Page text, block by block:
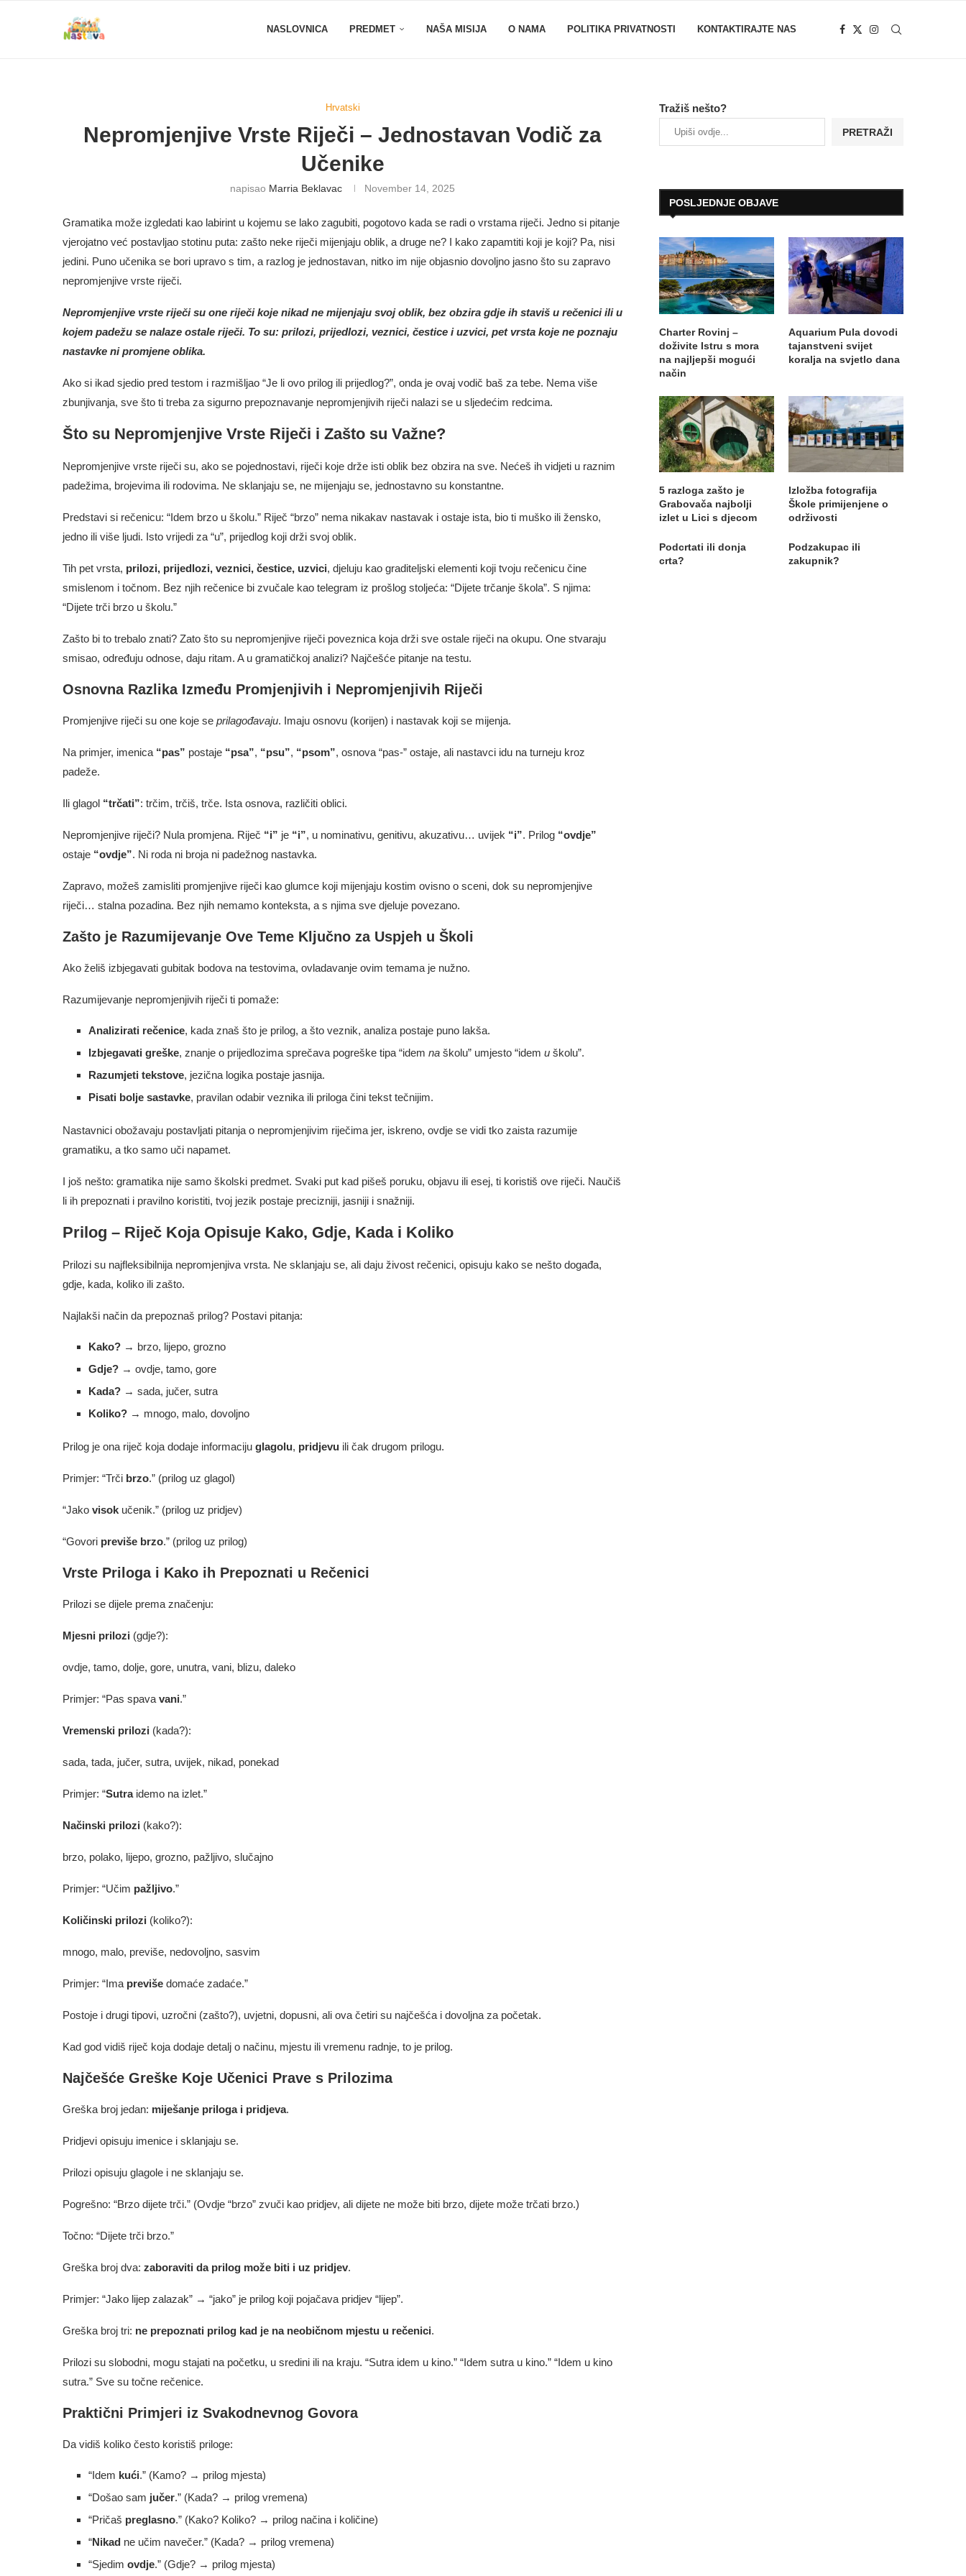
NASLOVNICA PREDMET NAŠA MISIJA O NAMA POLITIKA PRIVATNOSTI KONTAKTIRAJTE NAS
Hrvatski
Nepromjenjive Vrste Riječi – Jednostavan Vodič za
Učenike
napisao Marria Beklavac November 14, 2025
Gramatika može izgledati kao labirint u kojemu se lako zagubiti, pogotovo kada se radi o vrstama riječi. Jedno si pitanje
vjerojatno već postavljao stotinu puta: zašto neke riječi mijenjaju oblik, a druge ne? I kako zapamtiti koji je koji? Pa, nisi
jedini. Puno učenika se bori upravo s tim, a razlog je jednostavan, nitko im nije objasnio dovoljno jasno što su zapravo
nepromjenjive vrste riječi.
Nepromjenjive vrste riječi su one riječi koje nikad ne mijenjaju svoj oblik, bez obzira gdje ih staviš u rečenici ili u
kojem padežu se nalaze ostale riječi. To su: prilozi, prijedlozi, veznici, čestice i uzvici, pet vrsta koje ne poznaju
nastavke ni promjene oblika.
Ako si ikad sjedio pred testom i razmišljao “Je li ovo prilog ili prijedlog?”, onda je ovaj vodič baš za tebe. Nema više
zbunjivanja, sve što ti treba za sigurno prepoznavanje nepromjenjivih riječi nalazi se u sljedećim redcima.
Što su Nepromjenjive Vrste Riječi i Zašto su Važne?
Nepromjenjive vrste riječi su, ako se pojednostavi, riječi koje drže isti oblik bez obzira na sve. Nećeš ih vidjeti u raznim
padežima, brojevima ili rodovima. Ne sklanjaju se, ne mijenjaju se, jednostavno su konstantne.
Predstavi si rečenicu: “Idem brzo u školu.” Riječ “brzo” nema nikakav nastavak i ostaje ista, bio ti muško ili žensko,
jedno ili više ljudi. Isto vrijedi za “u”, prijedlog koji drži svoj oblik.
Tih pet vrsta, prilozi, prijedlozi, veznici, čestice, uzvici, djeluju kao graditeljski elementi koji tvoju rečenicu čine
smislenom i točnom. Bez njih rečenice bi zvučale kao telegram iz prošlog stoljeća: “Dijete trčanje škola”. S njima:
“Dijete trči brzo u školu.”
Zašto bi to trebalo znati? Zato što su nepromjenjive riječi poveznica koja drži sve ostale riječi na okupu. One stvaraju
smisao, određuju odnose, daju ritam. A u gramatičkoj analizi? Najčešće pitanje na testu.
Osnovna Razlika Između Promjenjivih i Nepromjenjivih Riječi
Promjenjive riječi su one koje se prilagođavaju. Imaju osnovu (korijen) i nastavak koji se mijenja.
Na primjer, imenica “pas” postaje “psa”, “psu”, “psom”, osnova “pas-” ostaje, ali nastavci idu na turneju kroz
padeže.
Ili glagol “trčati”: trčim, trčiš, trče. Ista osnova, različiti oblici.
Nepromjenjive riječi? Nula promjena. Riječ “i” je “i”, u nominativu, genitivu, akuzativu… uvijek “i”. Prilog “ovdje”
ostaje “ovdje”. Ni roda ni broja ni padežnog nastavka.
Zapravo, možeš zamisliti promjenjive riječi kao glumce koji mijenjaju kostim ovisno o sceni, dok su nepromjenjive
riječi… stalna pozadina. Bez njih nemamo konteksta, a s njima sve djeluje povezano.
Zašto je Razumijevanje Ove Teme Ključno za Uspjeh u Školi
Ako želiš izbjegavati gubitak bodova na testovima, ovladavanje ovim temama je nužno.
Razumijevanje nepromjenjivih riječi ti pomaže:
Analizirati rečenice, kada znaš što je prilog, a što veznik, analiza postaje puno lakša.
Izbjegavati greške, znanje o prijedlozima sprečava pogreške tipa “idem na školu” umjesto “idem u školu”.
Razumjeti tekstove, jezična logika postaje jasnija.
Pisati bolje sastavke, pravilan odabir veznika ili priloga čini tekst tečnijim.
Nastavnici obožavaju postavljati pitanja o nepromjenjivim riječima jer, iskreno, ovdje se vidi tko zaista razumije
gramatiku, a tko samo uči napamet.
I još nešto: gramatika nije samo školski predmet. Svaki put kad pišeš poruku, objavu ili esej, ti koristiš ove riječi. Naučiš
li ih prepoznati i pravilno koristiti, tvoj jezik postaje precizniji, jasniji i snažniji.
Prilog – Riječ Koja Opisuje Kako, Gdje, Kada i Koliko
Prilozi su najfleksibilnija nepromjenjiva vrsta. Ne sklanjaju se, ali daju živost rečenici, opisuju kako se nešto događa,
gdje, kada, koliko ili zašto.
Najlakši način da prepoznaš prilog? Postavi pitanja:
Kako? → brzo, lijepo, grozno
Gdje? → ovdje, tamo, gore
Kada? → sada, jučer, sutra
Koliko? → mnogo, malo, dovoljno
Prilog je ona riječ koja dodaje informaciju glagolu, pridjevu ili čak drugom prilogu.
Primjer: “Trči brzo.” (prilog uz glagol)
“Jako visok učenik.” (prilog uz pridjev)
“Govori previše brzo.” (prilog uz prilog)
Vrste Priloga i Kako ih Prepoznati u Rečenici
Prilozi se dijele prema značenju:
Mjesni prilozi (gdje?):
ovdje, tamo, dolje, gore, unutra, vani, blizu, daleko
Primjer: “Pas spava vani.”
Vremenski prilozi (kada?):
sada, tada, jučer, sutra, uvijek, nikad, ponekad
Primjer: “Sutraidemo na izlet.”
Načinski prilozi (kako?):
brzo, polako, lijepo, grozno, pažljivo, slučajno
Primjer: “Učim pažljivo.”
Količinski prilozi (koliko?):
mnogo, malo, previše, nedovoljno, sasvim
Primjer: “Ima previše domaće zadaće.”
Postoje i drugi tipovi, uzročni (zašto?), uvjetni, dopusni, ali ova četiri su najčešća i dovoljna za početak.
Kad god vidiš riječ koja dodaje detalj o načinu, mjestu ili vremenu radnje, to je prilog.
Najčešće Greške Koje Učenici Prave s Prilozima
Greška broj jedan: miješanje priloga i pridjeva.
Pridjevi opisuju imenice i sklanjaju se.
Prilozi opisuju glagole i ne sklanjaju se.
Pogrešno: “Brzo dijete trči.” (Ovdje “brzo” zvuči kao pridjev, ali dijete ne može biti brzo, dijete može trčati brzo.)
Točno: “Dijete trči brzo.”
Greška broj dva: zaboraviti da prilog može biti i uz pridjev.
Primjer: “Jako lijep zalazak” → “jako” je prilog koji pojačava pridjev “lijep”.
Greška broj tri: ne prepoznati prilog kad je na neobičnom mjestu u rečenici.
Prilozi su slobodni, mogu stajati na početku, u sredini ili na kraju. “Sutra idem u kino.” “Idem sutra u kino.” “Idem u kino
sutra.” Sve su točne rečenice.
Praktični Primjeri iz Svakodnevnog Govora
Da vidiš koliko često koristiš priloge:
“Idem kući.” (Kamo? → prilog mjesta)
“Došao sam jučer.” (Kada? → prilog vremena)
“Pričaš preglasno.” (Kako? Koliko? → prilog načina i količine)
“Nikad ne učim navečer.” (Kada? → prilog vremena)
“Sjedim ovdje.” (Gdje? → prilog mjesta)
Tražiš nešto?
PRETRAŽI
POSLJEDNJE OBJAVE
Charter Rovinj –
doživite Istru s mora
na najljepši mogući
način
Aquarium Pula dovodi
tajanstveni svijet
koralja na svjetlo dana
5 razloga zašto je
Grabovača najbolji
izlet u Lici s djecom
Izložba fotografija
Škole primijenjene o
održivosti
Podcrtati ili donja
crta?
Podzakupac ili
zakupnik?